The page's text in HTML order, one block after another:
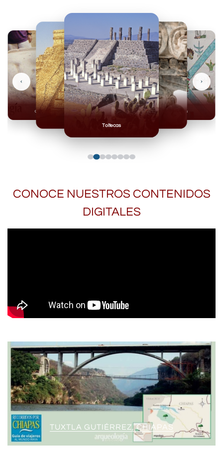
Toltecas
Mexicas
Olmecas
‹ ›
CONOCE NUESTROS CONTENIDOS
DIGITALES
TUXTLA GUTIÉRREZ, CHIAPAS